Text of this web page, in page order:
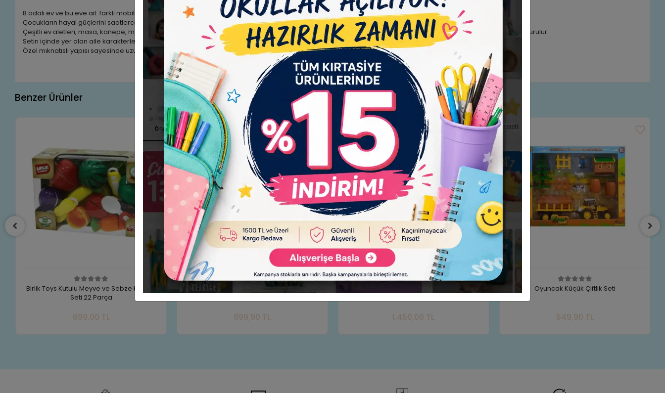
8 odalı ev ve bu eve ait farklı mobilya, ev eşyaları gibi nesnelerden oluşan mıknatıslı bir oyun setidir.
Çocukların hayal güçlerini saatlerce aktif bir şekilde canlı tutmayı hedefler.
Çeşitli ev aletleri, masa, kanepe, mobilya, oyuncaklar, dekoratif eşyaların evin hangi odasına ait olduğu kurgulanır ve hayal gücüne göre farklı konseptler oluşturulur.
Setin içinde yer alan aile karakterleri ile birlikte hayal gücüne göre çeşitli hikayeler canlandırılır.
Özel mıknatıslı yapısı sayesinde uzun yolculuklarda, ev dekorlu mıknatıslı kitabı haricinde buzdolabı gibi metal yüzeylerde bile keyifle oynanabilir.
Benzer Ürünler
Küçük Şef Metal Tencere Seti -Toysan
Oyuncak
899,90 TL
AKSESUARLI - 4 LÜ OYUNCAK BANYO SETİ -
1.450,00 TL 549,90 TL
Tavşanlı Su Akıtan Pilli Mutfak Oyuncağı
880,00 TL